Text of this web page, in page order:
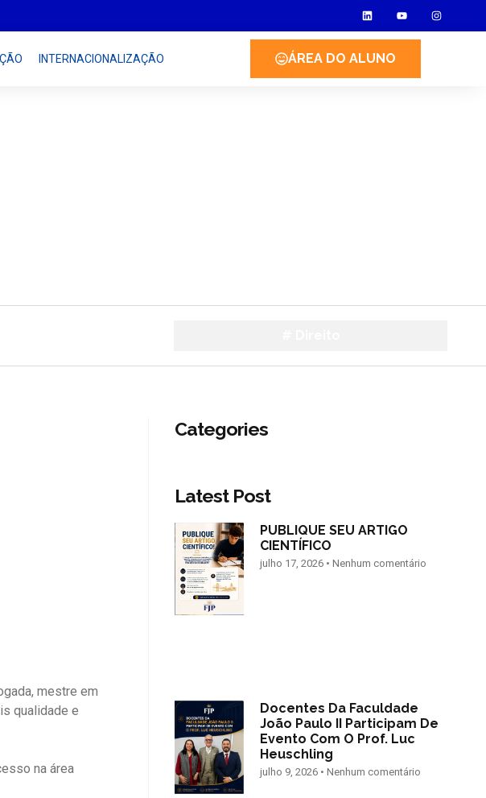
INTERNACIONALIZAÇÃO ÁREA DO ALUNO
mestre em
qualidade e
na área
Categories
Latest Post
PUBLIQUE SEU ARTIGO
CIENTÍFICO
julho 17, 2026 Nenhum comentário
Docentes Da Faculdade
João Paulo II Participam De
Evento Com O Prof. Luc
Heuschling
julho 9, 2026 Nenhum comentário